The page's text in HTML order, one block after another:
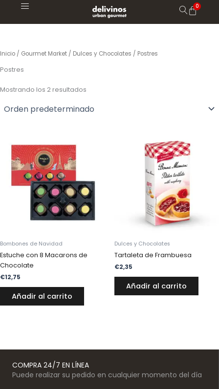
contenido
Inicio / Gourmet Market / Dulces y Chocolates / Postres
Postres
Mostrando los 2 resultados
Bombones de Navidad
Estuche con 8 Macarons de
Chocolate
€12,75
Añadir al carrito
Dulces y Chocolates
Tartaleta de Frambuesa
€2,35
Añadir al carrito
COMPRA 24/7 EN LÍNEA
Puede realizar su pedido en cualquier momento del día